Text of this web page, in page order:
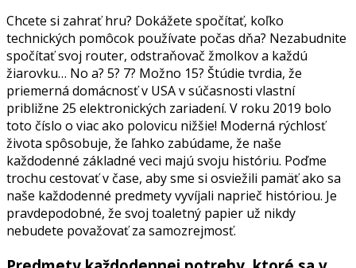
Chcete si zahrať hru? Dokážete spočítať, koľko
technických pomôcok používate počas dňa? Nezabudnite
spočítať svoj router, odstraňovač žmolkov a každú
žiarovku… No a? 5? 7? Možno 15? Štúdie tvrdia, že
priemerná domácnosť v USA v súčasnosti vlastní
približne 25 elektronických zariadení. V roku 2019 bolo
toto číslo o viac ako polovicu nižšie! Moderná rýchlosť
života spôsobuje, že ľahko zabúdame, že naše
každodenné základné veci majú svoju históriu. Poďme
trochu cestovať v čase, aby sme si osviežili pamäť ako sa
naše každodenné predmety vyvíjali naprieč históriou. Je
pravdepodobné, že svoj toaletný papier už nikdy
nebudete považovať za samozrejmosť.